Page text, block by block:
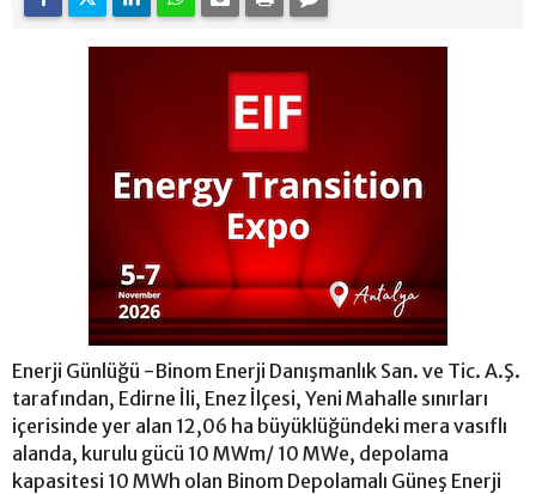
Enerji Günlüğü -Binom Enerji Danışmanlık San. ve Tic. A.Ş.
tarafından, Edirne İli, Enez İlçesi, Yeni Mahalle sınırları
içerisinde yer alan 12,06 ha büyüklüğündeki mera vasıflı
alanda, kurulu gücü 10 MWm/ 10 MWe, depolama
kapasitesi 10 MWh olan Binom Depolamalı Güneş Enerji